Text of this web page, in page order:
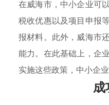
在威海市，中小企业可
税收优惠以及项目申报
报材料。此外，威海市
能力。在此基础上，企
实施这些政策，中小企